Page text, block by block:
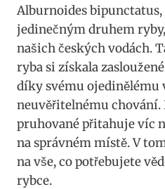
Alburnoides​
jedinečným druhem
našich českých vodách.
ryba si​ získala⁤
díky svému ojedinělému
neuvěřitelnému ‍chování.
pruhované přitahuje víc
na ‍správném⁢ místě. V
na vše, co potřebujete
rybce.